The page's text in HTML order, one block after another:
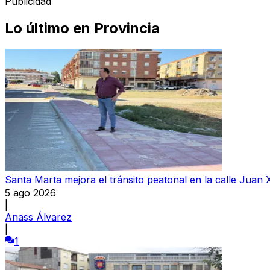
Lo último en Provincia
Santa Marta mejora el tránsito peatonal en la calle Juan
5 ago 2026
Anass Álvarez
1